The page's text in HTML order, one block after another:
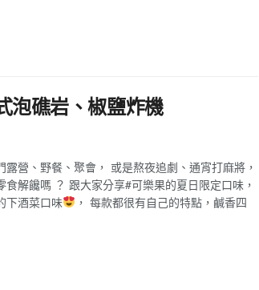
泡礁岩、椒鹽炸機
露營、野餐、聚會， 或是熬夜追劇、通宵打麻將，
食解饞嗎 ？ 跟大家分享#可樂果的夏日限定口味，
下酒菜口味
， 每款都很有自己的特點，鹹香四